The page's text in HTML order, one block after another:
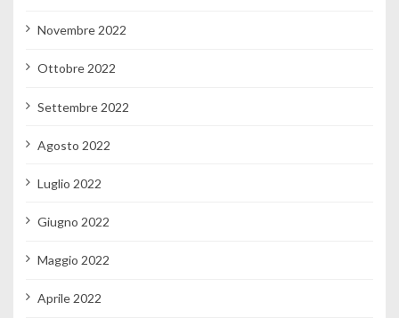
Novembre 2022
Ottobre 2022
Settembre 2022
Agosto 2022
Luglio 2022
Giugno 2022
Maggio 2022
Aprile 2022